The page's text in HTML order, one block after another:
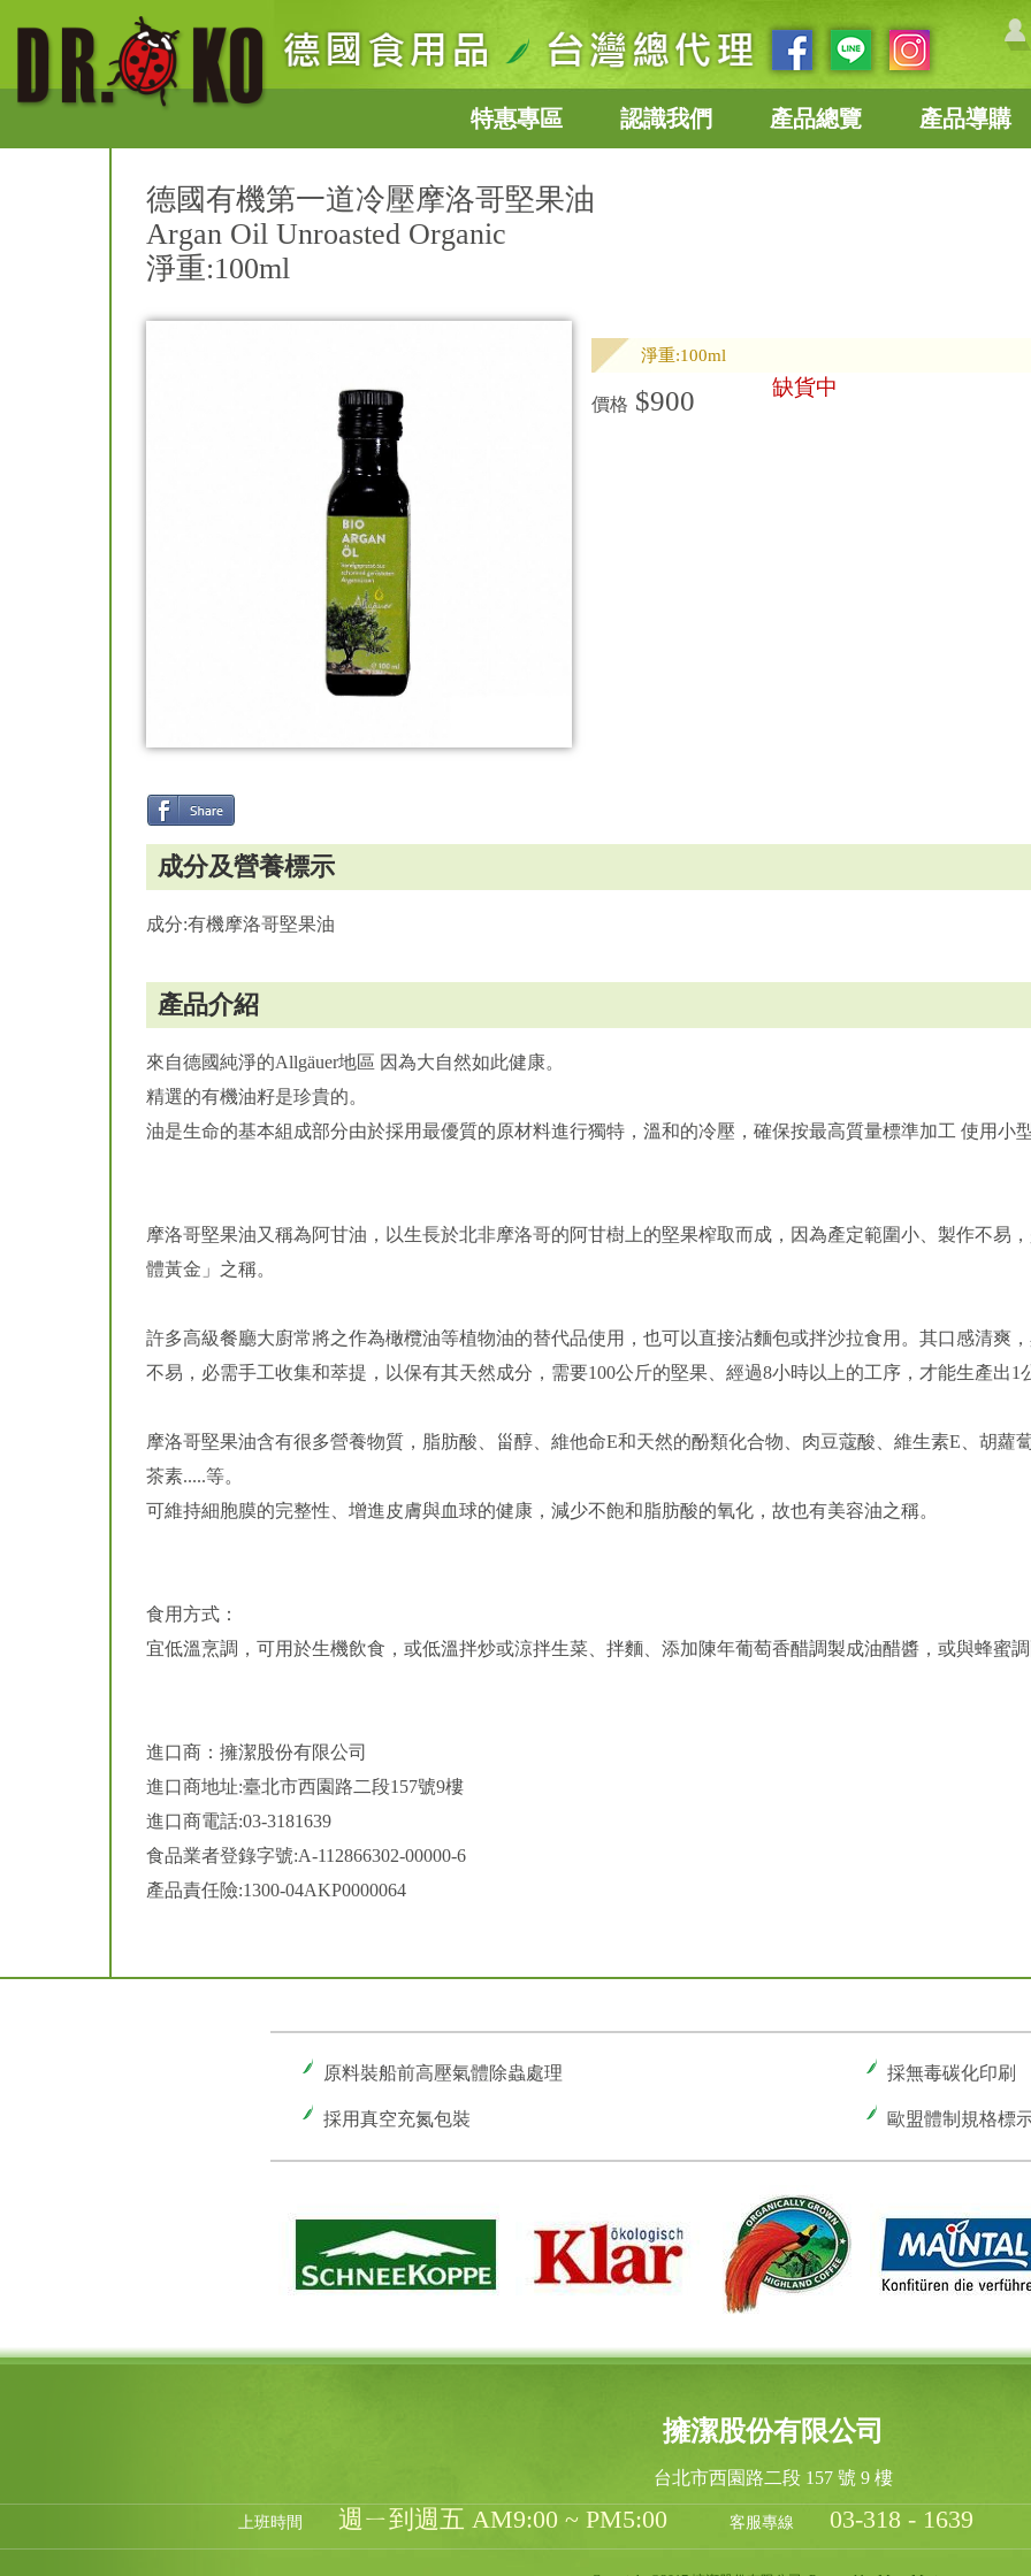
特惠專區 認識我們 產品總覽 產品導購
德國有機第一道冷壓摩洛哥堅果油
Argan Oil Unroasted Organic
淨重:100ml
淨重:100ml
價格 $900 缺貨中
成分及營養標示
成分:有機摩洛哥堅果油
產品介紹
來自德國純淨的Allgäuer地區 因為大自然如此健康。
精選的有機油籽是珍貴的。
油是生命的基本組成部分由於採用最優質的原材料進行獨特，溫和的冷壓，確保按最高質量標準加工 使用小
摩洛哥堅果油又稱為阿甘油，以生長於北非摩洛哥的阿甘樹上的堅果榨取而成，因為產定範圍小、製作不易
體黃金」之稱。
許多高級餐廳大廚常將之作為橄欖油等植物油的替代品使用，也可以直接沾麵包或拌沙拉食用。其口感清爽
不易，必需手工收集和萃提，以保有其天然成分，需要100公斤的堅果、經過8小時以上的工序，才能生產出1
摩洛哥堅果油含有很多營養物質，脂肪酸、甾醇、維他命E和天然的酚類化合物、肉豆蔻酸、維生素E、胡蘿
茶素.....等。
可維持細胞膜的完整性、增進皮膚與血球的健康，減少不飽和脂肪酸的氧化，故也有美容油之稱。
食用方式：
宜低溫烹調，可用於生機飲食，或低溫拌炒或涼拌生菜、拌麵、添加陳年葡萄香醋調製成油醋醬，或與蜂蜜調
進口商：擁潔股份有限公司
進口商地址:臺北市西園路二段157號9樓
進口商電話:03-3181639
食品業者登錄字號:A-112866302-00000-6
產品責任險:1300-04AKP0000064
原料裝船前高壓氣體除蟲處理
採用真空充氮包裝
採無毒碳化印刷
歐盟體制規格標
擁潔股份有限公司
台北市西園路二段 157 號 9 樓
上班時間 週ㄧ到週五 AM9:00 ~ PM5:00 客服專線 03-318 - 1639